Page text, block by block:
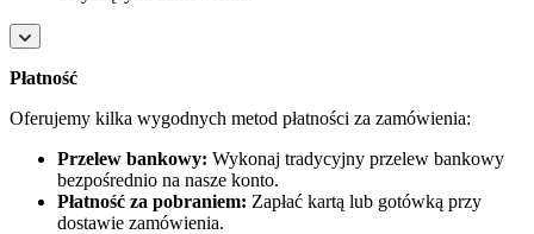
Płatność
Oferujemy kilka wygodnych metod płatności za zamówienia:
Przelew bankowy: Wykonaj tradycyjny przelew bankowy
bezpośrednio na nasze konto.
Płatność za pobraniem: Zapłać kartą lub gotówką przy
dostawie zamówienia.